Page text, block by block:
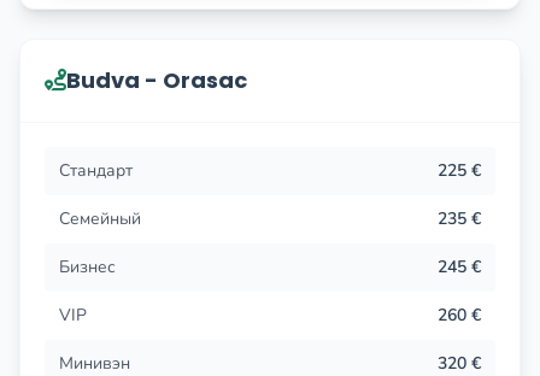
Budva - Orasac
Стандарт 225 €
Семейный 235 €
Бизнес 245 €
VIP 260 €
Минивэн 320 €